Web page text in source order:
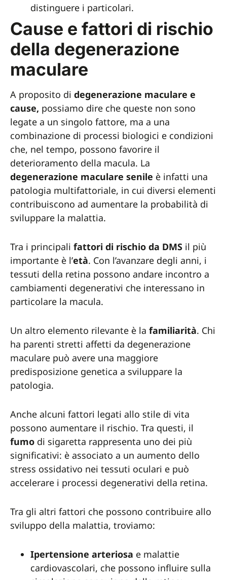
distinguere i particolari.
Cause e fattori di rischio
della degenerazione
maculare
A proposito di degenerazione maculare e
cause, possiamo dire che queste non sono
legate a un singolo fattore, ma a una
combinazione di processi biologici e condizioni
che, nel tempo, possono favorire il
deterioramento della macula. La
degenerazione maculare senile è infatti una
patologia multifattoriale, in cui diversi elementi
contribuiscono ad aumentare la probabilità di
sviluppare la malattia.
Tra i principali fattori di rischio da DMS il più
importante è l’età. Con l’avanzare degli anni, i
tessuti della retina possono andare incontro a
cambiamenti degenerativi che interessano in
particolare la macula.
Un altro elemento rilevante è la familiarità. Chi
ha parenti stretti affetti da degenerazione
maculare può avere una maggiore
predisposizione genetica a sviluppare la
patologia.
Anche alcuni fattori legati allo stile di vita
possono aumentare il rischio. Tra questi, il
fumo di sigaretta rappresenta uno dei più
significativi: è associato a un aumento dello
stress ossidativo nei tessuti oculari e può
accelerare i processi degenerativi della retina.
Tra gli altri fattori che possono contribuire allo
sviluppo della malattia, troviamo:
Ipertensione arteriosa e malattie
cardiovascolari, che possono influire sulla